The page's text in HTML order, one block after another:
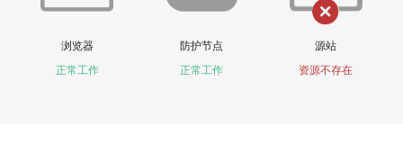
浏览器
正常工作
防护节点
正常工作
源站
资源不存在